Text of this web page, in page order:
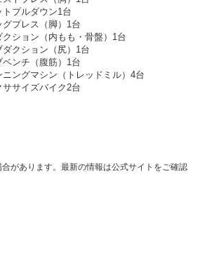
トプルダウン1台
グプレス（脚）1台
クション（内もも・骨盤）1台
ダクション（尻）1台
ベンチ（腹筋）1台
ニングマシン（トレッドミル）4台
ササイズバイク2台
があります。最新の情報は公式サイトをご確認